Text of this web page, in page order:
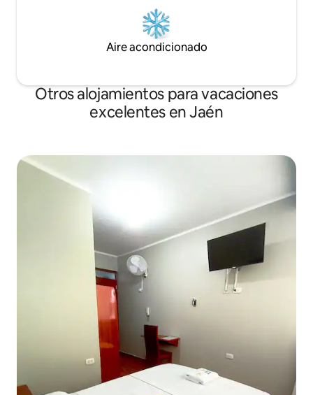
Aire acondicionado
Otros alojamientos para vacaciones
excelentes en Jaén